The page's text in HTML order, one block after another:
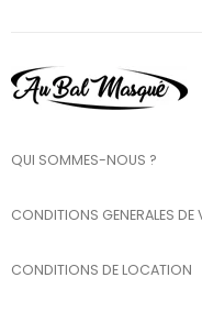
QUI SOMMES-NOUS ?
CONDITIONS GENERALES DE
CONDITIONS DE LOCATION